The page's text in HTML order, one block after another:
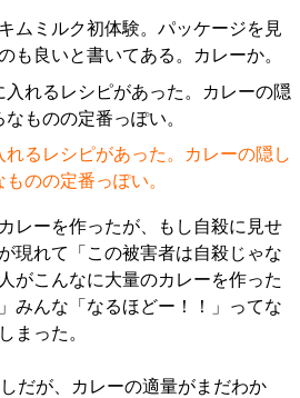
ムミルク初体験。パッケージを見
も良いと書いてある。カレーか。
るレシピがあった。カレーの隠し
のの定番っぽい。
レーを作ったが、もし自殺に見せ
現れて「この被害者は自殺じゃな
がこんなに大量のカレーを作った
みんな「なるほどー！！」ってな
まった。
だが、カレーの適量がまだわか